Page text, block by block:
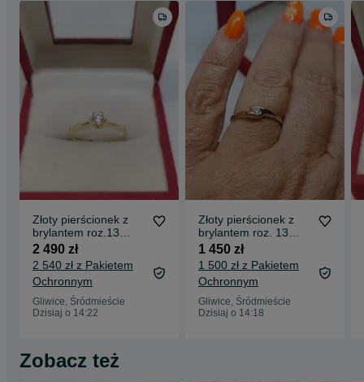
Złoty pierścionek z
brylantem roz.13
złoto próby 585
2 490 zł
2 540 zł z Pakietem
Ochronnym
Gliwice, Śródmieście
Dzisiaj o 14:22
Złoty pierścionek z
brylantem roz. 13
złoto próby 585
1 450 zł
1 500 zł z Pakietem
Ochronnym
Gliwice, Śródmieście
Dzisiaj o 14:18
Zobacz też